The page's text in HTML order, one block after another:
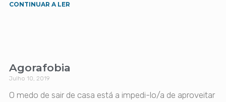
CONTINUAR A LER
Agorafobia
Julho 10, 2019
O medo de sair de casa está a impedi-lo/a de aproveitar